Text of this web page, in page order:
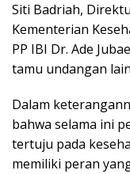
Siti Badriah,
Kementerian
PP IBI Dr. Ade
tamu undangan
Dalam
bahwa selama ini
tertuju pada
memiliki peran